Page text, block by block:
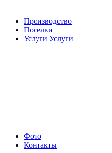
Производство
Поселки
Услуги Услуги
Фото
Контакты